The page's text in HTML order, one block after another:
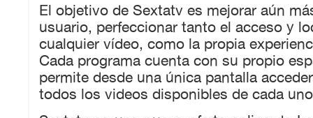
El objetivo de Sextatv es mejorar aún
usuario, perfeccionar tanto el acceso y
cualquier vídeo, como la propia
Cada programa cuenta con su propio
permite desde una única pantalla
todos los videos disponibles de cada